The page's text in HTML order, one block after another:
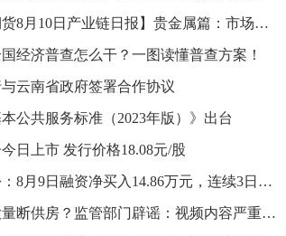
月10日产业链日报】贵金属篇：市场静候美CPI，金银偏弱
经济普查怎么干？一图读懂普查方案！
云南省政府签署合作协议
本公共服务标准（2023年版）》出台
日上市 发行价格18.08元/股
9日融资净买入14.86万元，连续3日累计净买入85.9万元
供房？监管部门辟谣：视频内容严重失实 具体是什么情况?